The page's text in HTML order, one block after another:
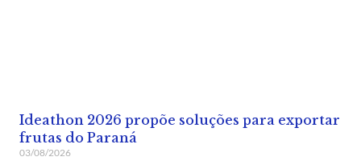
Ideathon 2026 propõe soluções para exportar
frutas do Paraná
03/08/2026